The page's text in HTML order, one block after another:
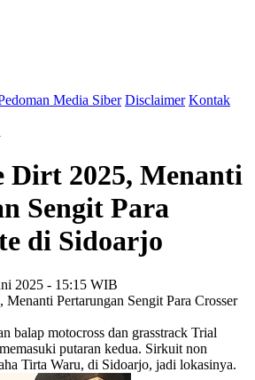
Media Siber Disclaimer Kontak
Dirt 2025, Menanti
Sengit Para
di Sidoarjo
2025 - 15:15 WIB
balap motocross dan grasstrack Trial
putaran kedua. Sirkuit non
Tirta Waru, di Sidoarjo, jadi lokasinya.